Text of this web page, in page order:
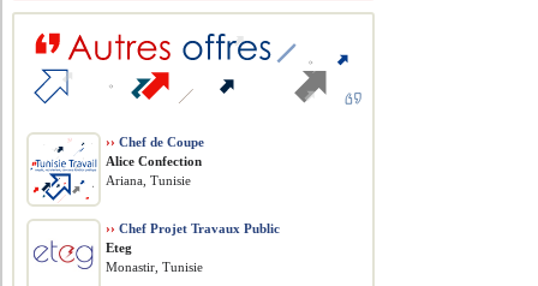
›› Chef de Coupe
Alice Confection
Ariana, Tunisie
›› Chef Projet Travaux Public
Eteg
Monastir, Tunisie